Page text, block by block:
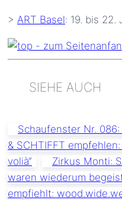
> ART Basel: 19. bis 22.
SIEHE AUCH
Schaufenster Nr. 086:
& SCHTIFFT
volià“
Zirkus Monti:
waren wiederum
empfiehlt: